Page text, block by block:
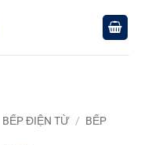
BẾP ĐIỆN TỪ / BẾP